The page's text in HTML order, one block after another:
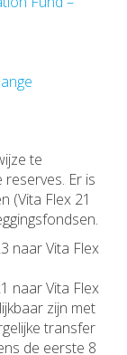
te
Er is
(Vita Flex 21
naar Vita Flex
naar Vita Flex
zijn met
transfer
de eerste 8